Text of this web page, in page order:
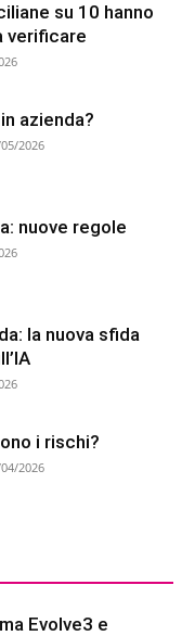
su 10 hanno
verificare
azienda?
2026
nuove regole
la nuova sfida
i rischi?
2026
Evolve3 e